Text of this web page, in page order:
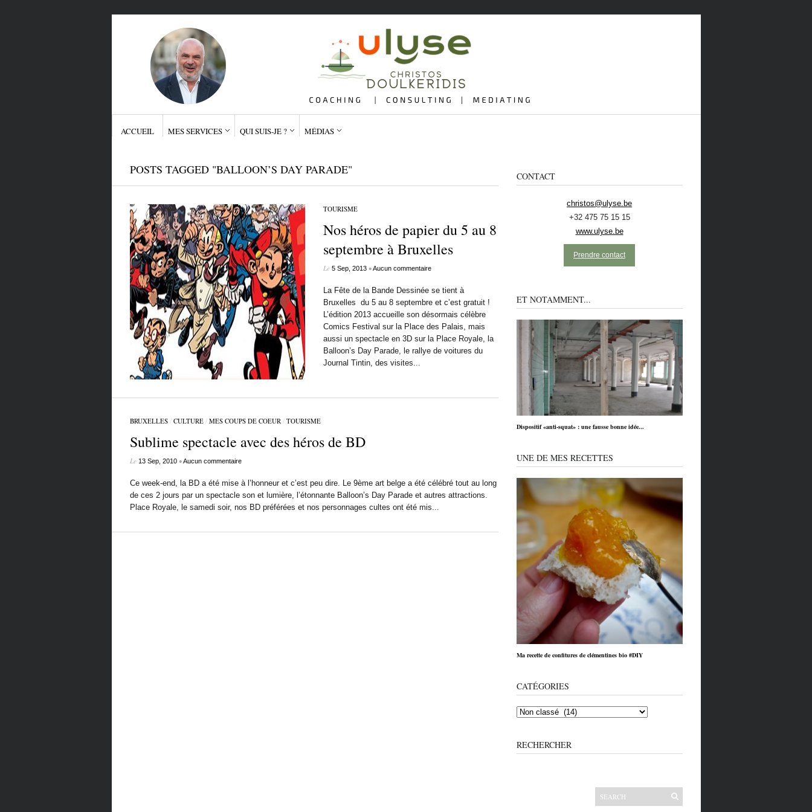
QUI SUIS-JE ? ECOLO
ACCUEIL MES SERVICES QUI SUIS-JE ? MÉDIAS
POSTS TAGGED "BALLOON’S DAY PARADE"
TOURISME
Nos héros de papier du 5 au 8
septembre à Bruxelles
Le 5 Sep, 2013 •Aucun commentaire
La Fête de la Bande Dessinée se tient à
Bruxelles du 5 au 8 septembre et c’est gratuit !
L’édition 2013 accueille son désormais célèbre
Comics Festival sur la Place des Palais, mais
aussi un spectacle en 3D sur la Place Royale, la
Balloon’s Day Parade, le rallye de voitures du
Journal Tintin, des visites...
BRUXELLES/ CULTURE/ MES COUPS DE COEUR/ TOURISME
Sublime spectacle avec des héros de BD
Le 13 Sep, 2010 •Aucun commentaire
Ce week-end, la BD a été mise à l’honneur et c’est peu dire. Le 9ème art belge a été célébré tout au long
de ces 2 jours par un spectacle son et lumière, l’étonnante Balloon’s Day Parade et autres attractions.
Place Royale, le samedi soir, nos BD préférées et nos personnages cultes ont été mis...
CONTACT
christos@ulyse.be
+32 475 75 15 15
www.ulyse.be
Prendre contact
ET NOTAMMENT...
Dispositif «anti-squat» : une fausse bonne idée...
UNE DE MES RECETTES
Ma recette de confitures de clémentines bio #DIY
CATÉGORIES
RECHERCHER